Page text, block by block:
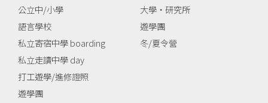
公立中/小學
語言學校
私立寄宿中學 boarding
私立走讀中學 day
打工遊學/進修證照
遊學團
大學‧研究所
遊學團
冬/夏令營